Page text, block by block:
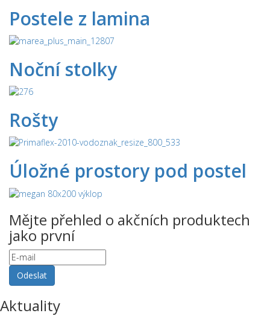
Postele z lamina
Noční stolky
Rošty
Úložné prostory pod postel
Mějte přehled o akčních produktech
jako první
Aktuality